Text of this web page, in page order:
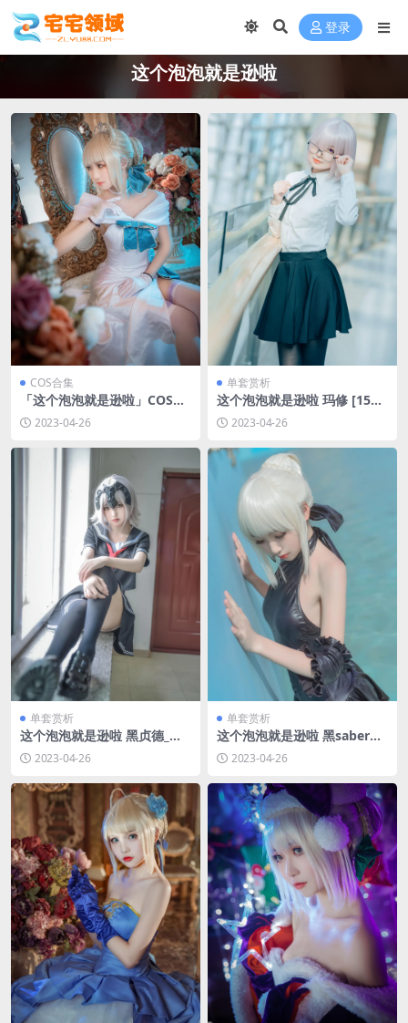
登录
这个泡泡就是逊啦
COS合集
「这个泡泡就是逊啦」COS写
真合集 [持续更新]
2023-04-26
单套赏析
这个泡泡就是逊啦 玛修 [15P-
21MB]
2023-04-26
单套赏析
这个泡泡就是逊啦 黑贞德_贞
德 [20P-37MB]
2023-04-26
单套赏析
这个泡泡就是逊啦 黑saber泳
装 [12P-27MB]
2023-04-26